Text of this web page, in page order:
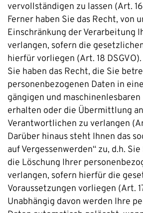
vervollständigen zu lassen (Art. 16
Ferner haben Sie das Recht, von
Einschränkung der Verarbeitung
verlangen, sofern die
hierfür vorliegen (Art. 18 DSGVO).
Sie haben das Recht, die Sie
personenbezogenen Daten in
gängigen und maschinenlesbaren
erhalten oder die Übermittlung
Verantwortlichen zu verlangen
Darüber hinaus steht Ihnen das
auf Vergessenwerden“ zu, d.h.
die Löschung Ihrer
verlangen, sofern hierfür die
Voraussetzungen vorliegen (Art.
Unabhängig davon werden Ihre